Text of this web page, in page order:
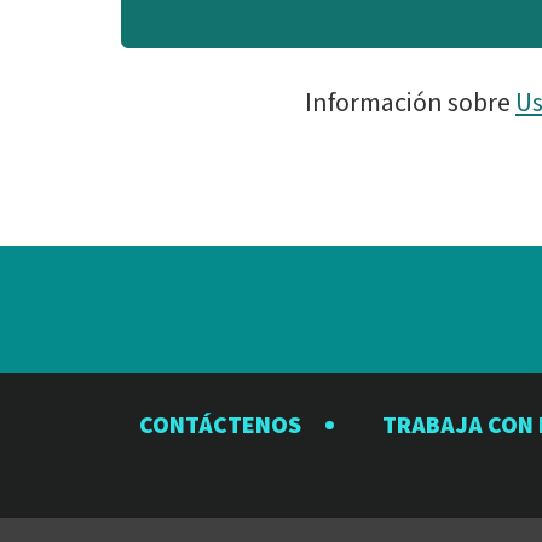
Información sobre
CONTÁCTENOS TRABAJA CON